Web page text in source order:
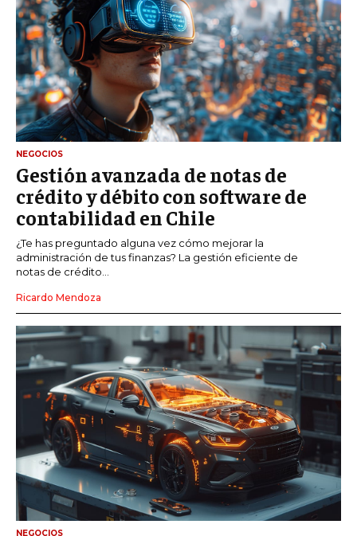
NEGOCIOS
Gestión avanzada de notas de
crédito y débito con software de
contabilidad en Chile
¿Te has preguntado alguna vez cómo mejorar la
administración de tus finanzas? La gestión eficiente de
notas de crédito...
Ricardo Mendoza
NEGOCIOS